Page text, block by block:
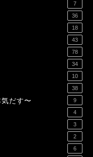
7
36
18
43
78
34
10
38
だす〜 9
4
3
2
6